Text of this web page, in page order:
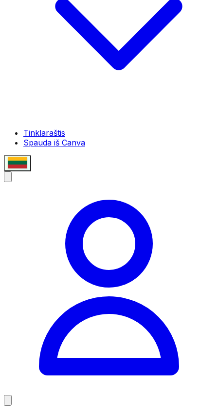
Tinklaraštis
Spauda iš Canva